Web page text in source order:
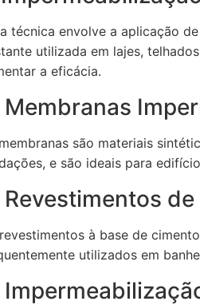
técnica envolve a aplicação
utilizada em lajes,
a eficácia.
Membranas
são materiais
e são ideais para
Revestimentos
à base de
utilizados em